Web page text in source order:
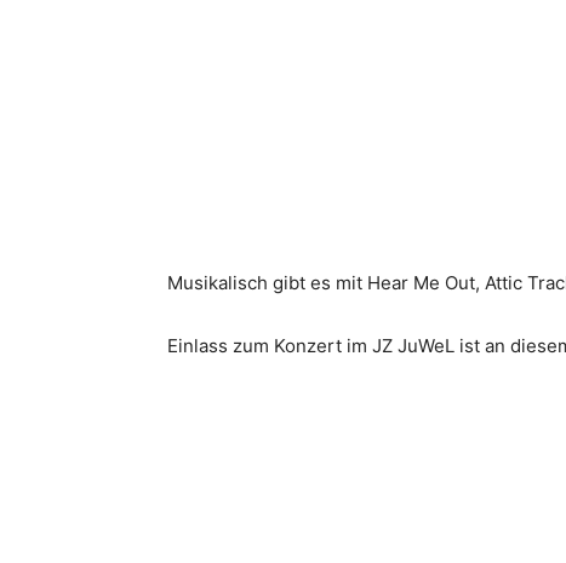
Musikalisch gibt es mit Hear Me Out, Attic
Einlass zum Konzert im JZ JuWeL ist an